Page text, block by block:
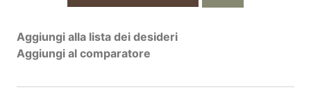
Aggiungi alla lista dei desideri
Aggiungi al comparatore